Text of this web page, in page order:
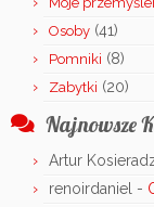
Osoby (41)
Pomniki (8)
Zabytki (20)
Najnowsze
Artur
renoirdaniel -